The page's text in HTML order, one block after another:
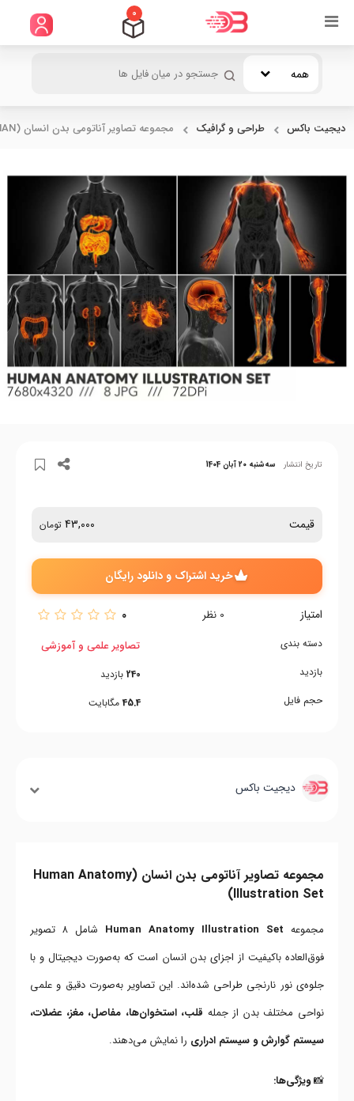
0
همه
دیجیت باکس طراحی و گرافیک مجموعه تصاویر آناتومی بدن انسان (HUMAN...
تاریخ انتشار سه‌شنبه 20 آبان 1404
قیمت 43,000 تومان
خرید اشتراک و دانلود رایگان
امتیاز 0 نظر 0
دسته بندی
بازدید
حجم فایل
تصاویر علمی و آموزشی
240 بازدید
45.4 مگابایت
دیجیت باکس
مجموعه تصاویر آناتومی بدن انسان (Human Anatomy
Illustration Set)
مجموعه Human Anatomy Illustration Set
شامل ۸ تصویر
فوق‌العاده باکیفیت از اجزای بدن انسان است که به‌صورت دیجیتال و با
جلوه‌ی نور نارنجی طراحی شده‌اند. این تصاویر به‌صورت دقیق و علمی
نواحی مختلف بدن از جمله قلب، استخوان‌ها، مفاصل، مغز، عضلات،
سیستم گوارش و سیستم ادراری را نمایش می‌دهند.
📸ویژگی‌ها: